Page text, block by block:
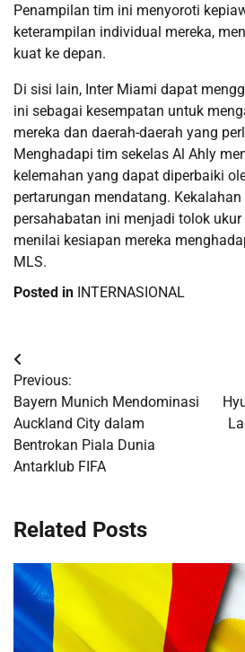
Penampilan tim ini menyoroti
keterampilan individual mereka,
kuat ke depan.
Di sisi lain, Inter Miami dapat
ini sebagai kesempatan untuk
mereka dan daerah-daerah yang
Menghadapi tim sekelas Al Ahly
kelemahan yang dapat diperbaiki
pertarungan mendatang.
persahabatan ini menjadi tolok
menilai kesiapan mereka
MLS.
Posted in INTERNASIONAL
Post
navigation
Previous:
Bayern Munich Mendominasi
Auckland City dalam
Bentrokan Piala Dunia
Antarklub FIFA
Related Posts